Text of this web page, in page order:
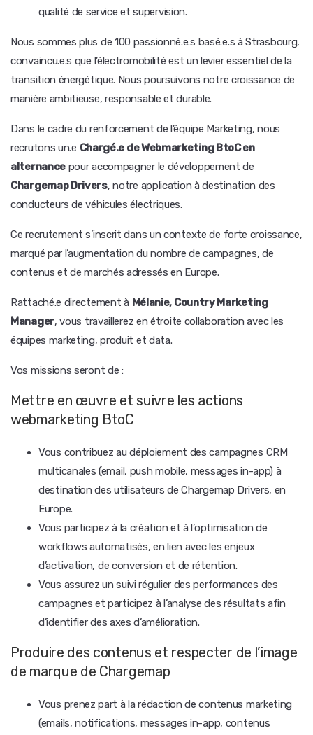
qualité de service et supervision.
Nous sommes plus de 100 passionné.e.s basé.e.s à Strasbourg,
convaincu.e.s que l’électromobilité est un levier essentiel de la
transition énergétique. Nous poursuivons notre croissance de
manière ambitieuse, responsable et durable.
Dans le cadre du renforcement de l’équipe Marketing, nous
recrutons un.e Chargé.e de Webmarketing BtoC en
alternance pour accompagner le développement de
Chargemap Drivers, notre application à destination des
conducteurs de véhicules électriques.
Ce recrutement s’inscrit dans un contexte de forte croissance,
marqué par l’augmentation du nombre de campagnes, de
contenus et de marchés adressés en Europe.
Rattaché.e directement à Mélanie, Country Marketing
Manager, vous travaillerez en étroite collaboration avec les
équipes marketing, produit et data.
Vos missions seront de :
Mettre en œuvre et suivre les actions
webmarketing BtoC
Vous contribuez au déploiement des campagnes CRM
multicanales (email, push mobile, messages in-app) à
destination des utilisateurs de Chargemap Drivers, en
Europe.
Vous participez à la création et à l’optimisation de
workflows automatisés, en lien avec les enjeux
d’activation, de conversion et de rétention.
Vous assurez un suivi régulier des performances des
campagnes et participez à l’analyse des résultats afin
d’identifier des axes d’amélioration.
Produire des contenus et respecter de l’image
de marque de Chargemap
Vous prenez part à la rédaction de contenus marketing
(emails, notifications, messages in-app, contenus